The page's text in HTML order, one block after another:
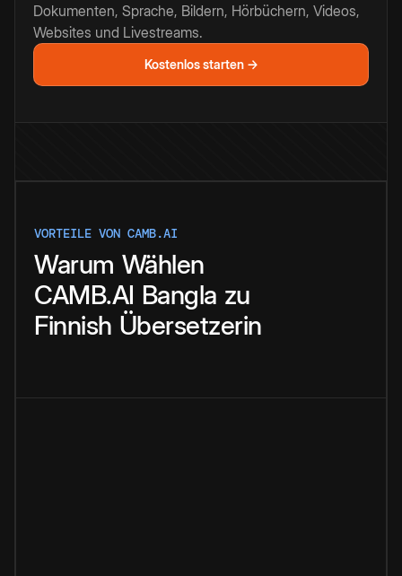
Dokumenten, Sprache, Bildern, Hörbüchern, Videos,
Websites und Livestreams.
Kostenlos starten →
VORTEILE VON CAMB.AI
Warum Wählen
CAMB.AI Bangla zu
Finnish Übersetzerin